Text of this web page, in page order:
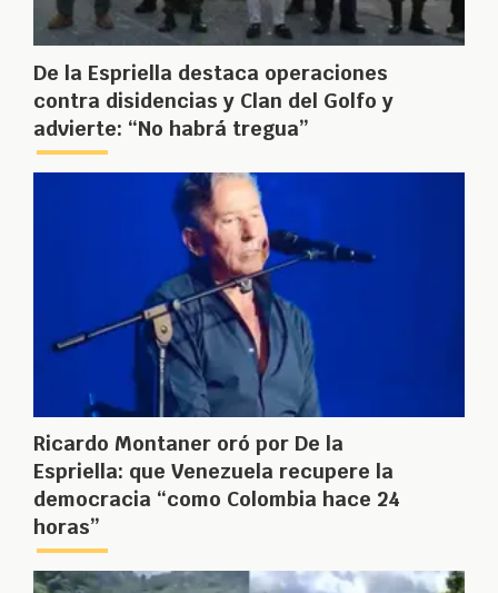
De la Espriella destaca operaciones
contra disidencias y Clan del Golfo y
advierte: “No habrá tregua”
Ricardo Montaner oró por De la
Espriella: que Venezuela recupere la
democracia “como Colombia hace 24
horas”